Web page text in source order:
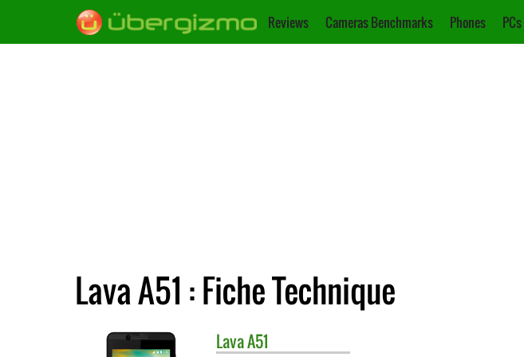
Reviews Cameras Benchmarks Phones PCs
Lava A51 : Fiche Technique
LavaA51